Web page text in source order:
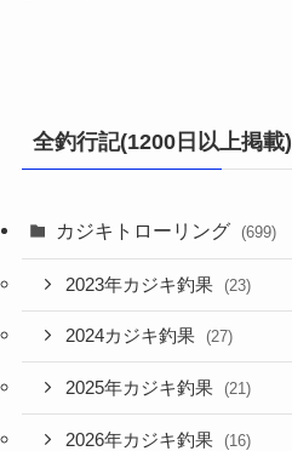
全釣行記(1200日以上掲載)
カジキトローリング (699)
2023年カジキ釣果 (23)
2024カジキ釣果 (27)
2025年カジキ釣果 (21)
2026年カジキ釣果 (16)